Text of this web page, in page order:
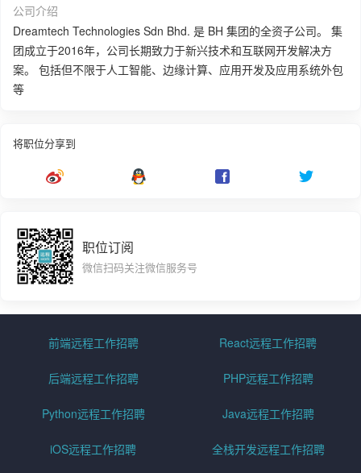
公司介绍
Dreamtech Technologies Sdn Bhd. 是 BH 集团的全资子公司。 集
团成立于2016年，公司长期致力于新兴技术和互联网开发解决方
案。 包括但不限于人工智能、边缘计算、应用开发及应用系统外包
等
将职位分享到
职位订阅
微信扫码关注微信服务号
前端远程工作招聘 React远程工作招聘
后端远程工作招聘 PHP远程工作招聘
Python远程工作招聘 Java远程工作招聘
iOS远程工作招聘 全栈开发远程工作招聘